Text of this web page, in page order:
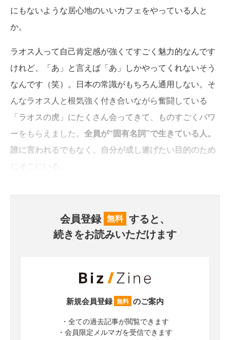
にもないような居心地のいいカフェをやっている人と
か。
ラオス人って自己肯定感が強くてすごく魅力的なんです
けれど、「あ」と言えば「あ」しかやってくれないそう
なんです（笑）。日本の常識がもちろん通用しない。そ
んなラオス人と根気強く付き合いながら奮闘している
「ラオスの虎」にたくさん会ってきて、ものすごくパワ
ーをもらえました。 全員が“固有名詞”で生きている人。
誰に言われるでもなく、自分が成し遂げたい目的のため
会員登録 無料 すると、
続きをお読みいただけます
新規会員登録 無料 のご案内
・全ての過去記事が閲覧できます
・会員限定メルマガを受信できます